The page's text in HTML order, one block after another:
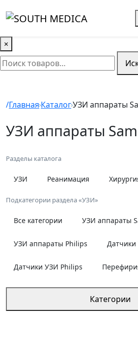
×
Главная КаталогУЗИ аппараты
УЗИ аппараты
Разделы каталога
УЗИ Реанимация
Подкатегории раздела «УЗИ»
Все категории УЗИ аппараты
УЗИ аппараты Philips
Датчики УЗИ Philips
Категории